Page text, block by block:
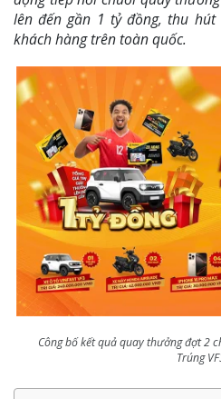
lên đến gần 1 tỷ đồng, thu
khách hàng trên toàn quốc.
Công bố kết quả quay thưởng đợt 2
Trúng